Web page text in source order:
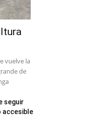
vuelve la
de
seguir
accesible